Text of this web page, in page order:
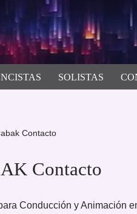
SOLISTAS
Contacto
Contacto
Conducción y Animación